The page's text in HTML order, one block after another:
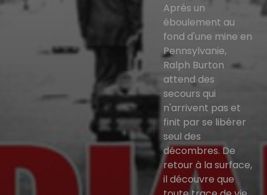
Après un
éboulement au
fond d'une mine en
Pennsylvanie,
Ralph Burton
attend des
secours qui
n'arrivent pas et
finit par se libérer
seul des
décombres. De
retour à la surface,
il découvre que